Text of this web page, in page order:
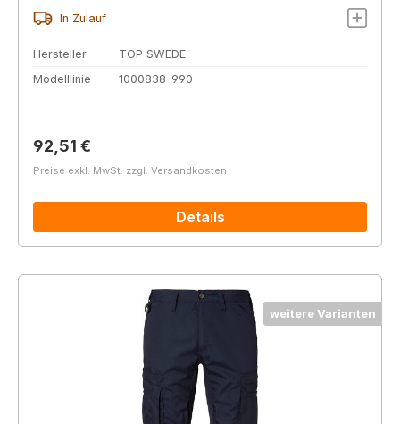
In Zulauf
Hersteller
TOP SWEDE
Modelllinie
1000838-990
Regulärer Preis:
92,51 €
Preise exkl. MwSt. zzgl. Versandkosten
Details
weitere Varianten